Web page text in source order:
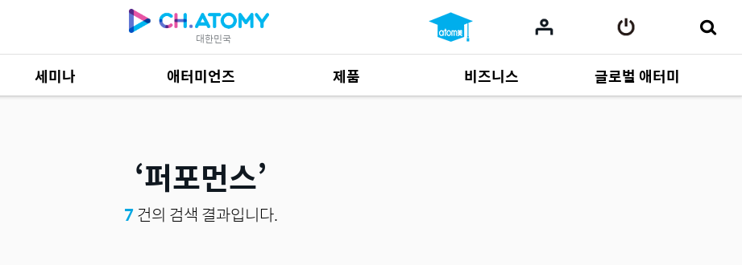
대한민국
세미나 애터미언즈 제품
제품 자료685
비즈니스
사업 자료165
글로벌 애터미
퍼포먼스
7건의 검색 결과입니다.